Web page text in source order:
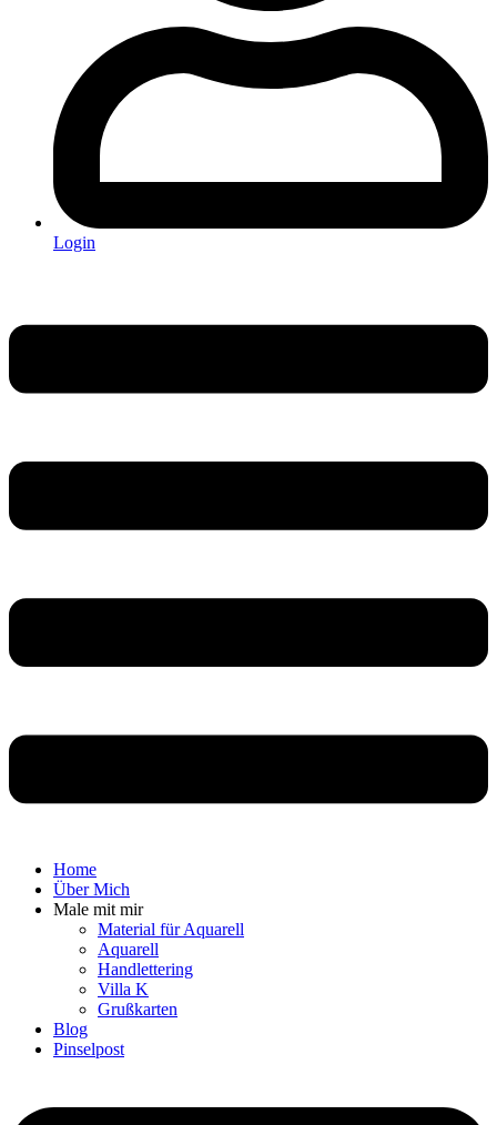
Login
Home
Über Mich
Male mit mir
Material für Aquarell
Aquarell
Handlettering
Villa K
Grußkarten
Blog
Pinselpost